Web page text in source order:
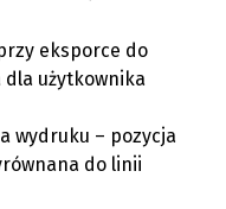
eksporce do
dla użytkownika
wydruku – pozycja
do linii